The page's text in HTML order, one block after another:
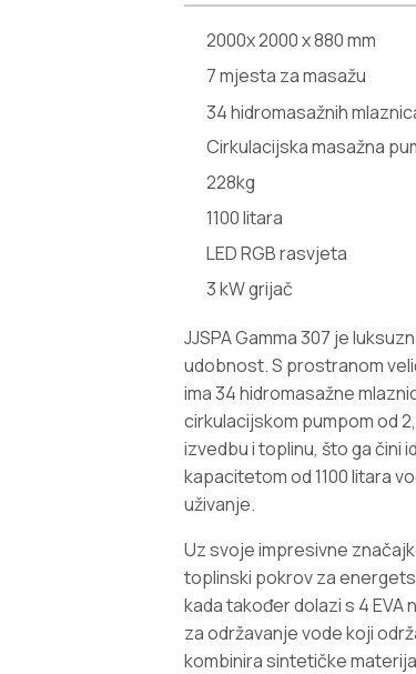
2000x 2000 x 880 mm
7 mjesta za masažu
34 hidromasažnih
Cirkulacijska masažna
228kg
1100 litara
LED RGB rasvjeta
3 kW grijač
JJSPA Gamma 307 je
udobnost. S prostranom
ima 34 hidromasažne
cirkulacijskom pumpom od
izvedbu i toplinu, što ga čini
kapacitetom od 1100 litara
uživanje.
Uz svoje impresivne
toplinski pokrov za
kada također dolazi s 4
za održavanje vode koji
kombinira sintetičke